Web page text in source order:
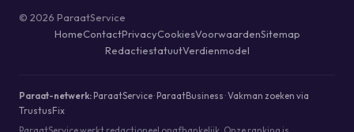
© 2026 ParaatService
HomeContactPrivacyCookiesVoorwaardenSitemap
RedactiestatuutVerdienmodel
Paraat-netwerk: ParaatService· ParaatBusiness ·Vakman zoeken via
TrustusFix